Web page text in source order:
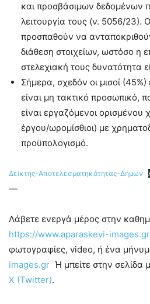
και προσβάσιμων δεδομένων
λειτουργία τους (ν. 5056/23).
προσπαθούν να
διάθεση στοιχείων, ωστόσο η
στελεχιακή τους δυνατότητα
Σήμερα, σχεδόν οι μισοί
είναι μη τακτικό προσωπικό,
είναι εργαζόμενοι ορισμένου
έργου/ωρομίσθιοι) με
προϋπολογισμό.
Δείκτης-Αποτελεσματηκότητας-Δήμων
—
Λάβετε ενεργά μέρος στην
https://www.aparaskevi-
φωτογραφίες, video, ή ένα
images.gr Ή μπείτε στην σελίδα
X (Twitter).